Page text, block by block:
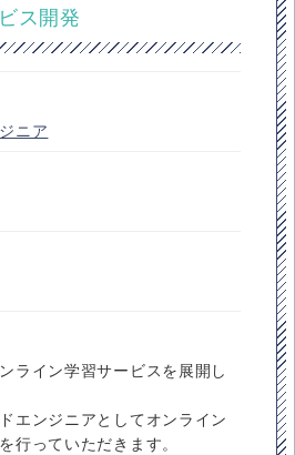
ス開発
ニア
ライン学習サービスを展開し
エンジニアとしてオンライン
行っていただきます。